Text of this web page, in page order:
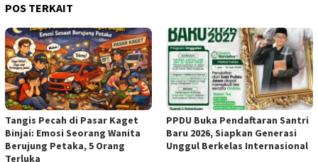
POS TERKAIT
Tangis Pecah di Pasar Kaget
Binjai: Emosi Seorang Wanita
Berujung Petaka, 5 Orang
Terluka
PPDU Buka Pendaftaran Santri
Baru 2026, Siapkan Generasi
Unggul Berkelas Internasional